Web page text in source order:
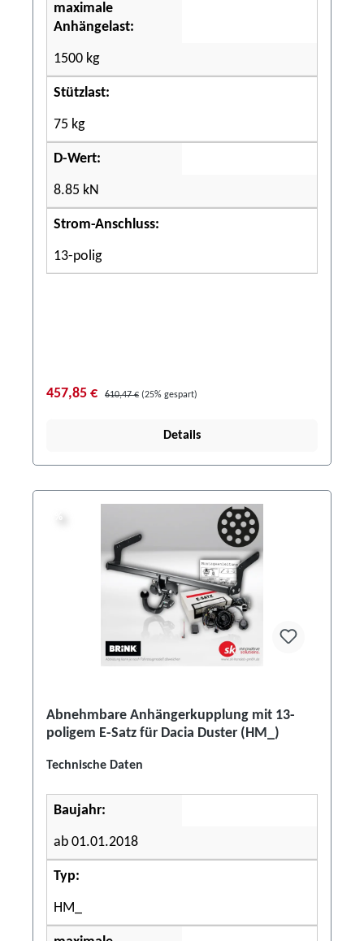
maximale
Anhängelast:
1500 kg
Stützlast:
75 kg
D-Wert:
8.85 kN
Strom-Anschluss:
13-polig
457,85 € 610,47 € (25% gespart)
Details
Abnehmbare Anhängerkupplung mit 13-
poligem E-Satz für Dacia Duster (HM_)
Technische Daten
Baujahr:
ab 01.01.2018
Typ:
HM_